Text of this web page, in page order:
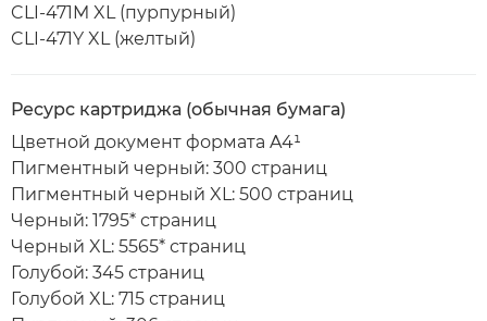
CLI-471M XL (пурпурный)
CLI-471Y XL (желтый)
Ресурс картриджа (обычная бумага)
Цветной документ формата A4¹
Пигментный черный: 300 страниц
Пигментный черный XL: 500 страниц
Черный: 1795* страниц
Черный XL: 5565* страниц
Голубой: 345 страниц
Голубой XL: 715 страниц